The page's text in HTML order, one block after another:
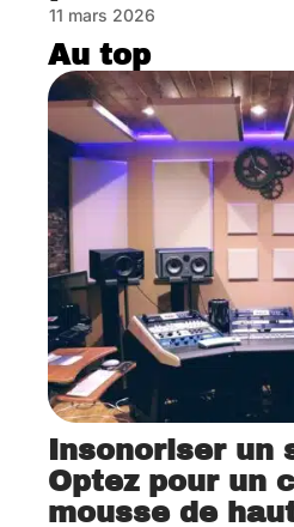
11 mars 2026
Au top
Insonoriser un
Optez pour un
mousse de